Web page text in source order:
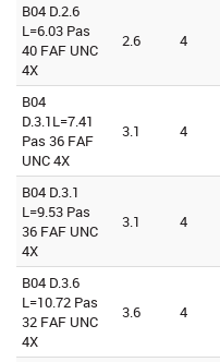
B04 D.2.6
L=6.03 Pas
40 FAF UNC
4X
2.6 4
B04
D.3.1L=7.41
Pas 36 FAF
UNC 4X
3.1 4
B04 D.3.1
L=9.53 Pas
36 FAF UNC
4X
3.1 4
B04 D.3.6
L=10.72 Pas
32 FAF UNC
4X
3.6 4